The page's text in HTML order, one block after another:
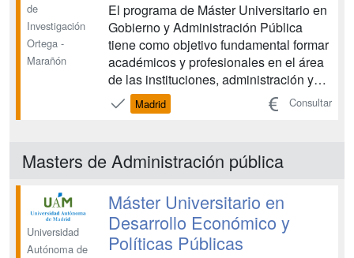
de
Investigación
Ortega -
Marañón
El programa de Máster Universitario en
Gobierno y Administración Pública
tiene como objetivo fundamental formar
académicos y profesionales en el área
de las instituciones, administración y
políticas públicas. Los estudiantes
adquieren una formación avanzada en
académica y profe...
Madrid Consultar
Masters de Administración pública
Universidad
Autónoma de
Máster Universitario en
Desarrollo Económico y
Políticas Públicas